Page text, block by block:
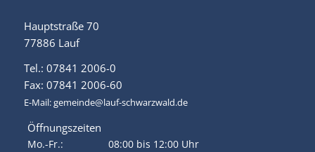
Hauptstraße 70
77886 Lauf
Tel.: 07841 2006-0
Fax: 07841 2006-60
E-Mail:gemeinde@lauf-schwarzwald.de
Öffnungszeiten
Mo.-Fr.: 08:00 bis 12:00 Uhr